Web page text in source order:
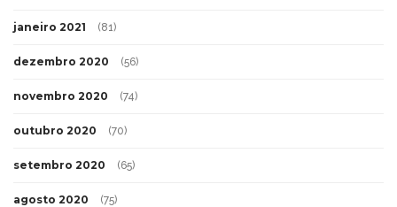
janeiro 2021 (81)
dezembro 2020 (56)
novembro 2020 (74)
outubro 2020 (70)
setembro 2020 (65)
agosto 2020 (75)